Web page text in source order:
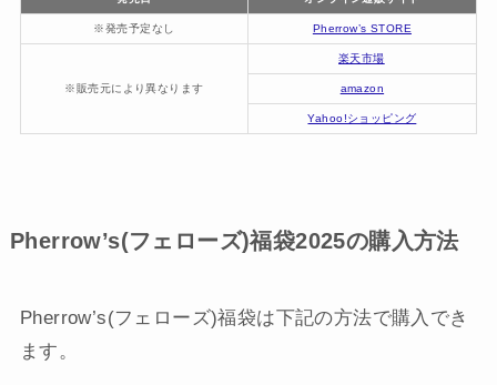
※発売予定なし Pherrow’s STORE
※販売元により異なります
楽天市場
amazon
Yahoo!ショッピング
Pherrow’s(フェローズ)福袋2025の購入方法
Pherrow’s(フェローズ)福袋は下記の方法で購入でき
ます。